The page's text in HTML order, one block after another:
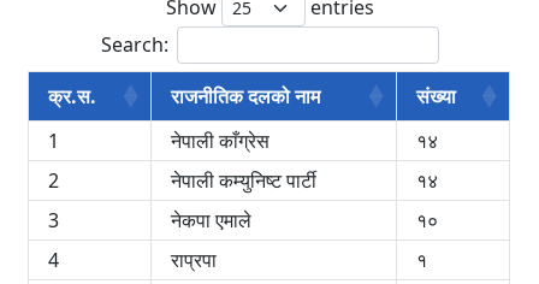
Show
entries
Search:
क्र.स.
राजनीतिक दलको नाम
संख्या
1
नेपाली काँग्रेस
१४
2
नेपाली कम्युनिष्ट पार्टी
१४
3
नेकपा एमाले
१०
4
राप्रपा
१